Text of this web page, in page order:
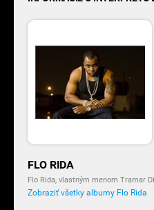
FLO RIDA
Flo Rida, vlastným menom Tramar
Zobraziť všetky albumy Flo Rida